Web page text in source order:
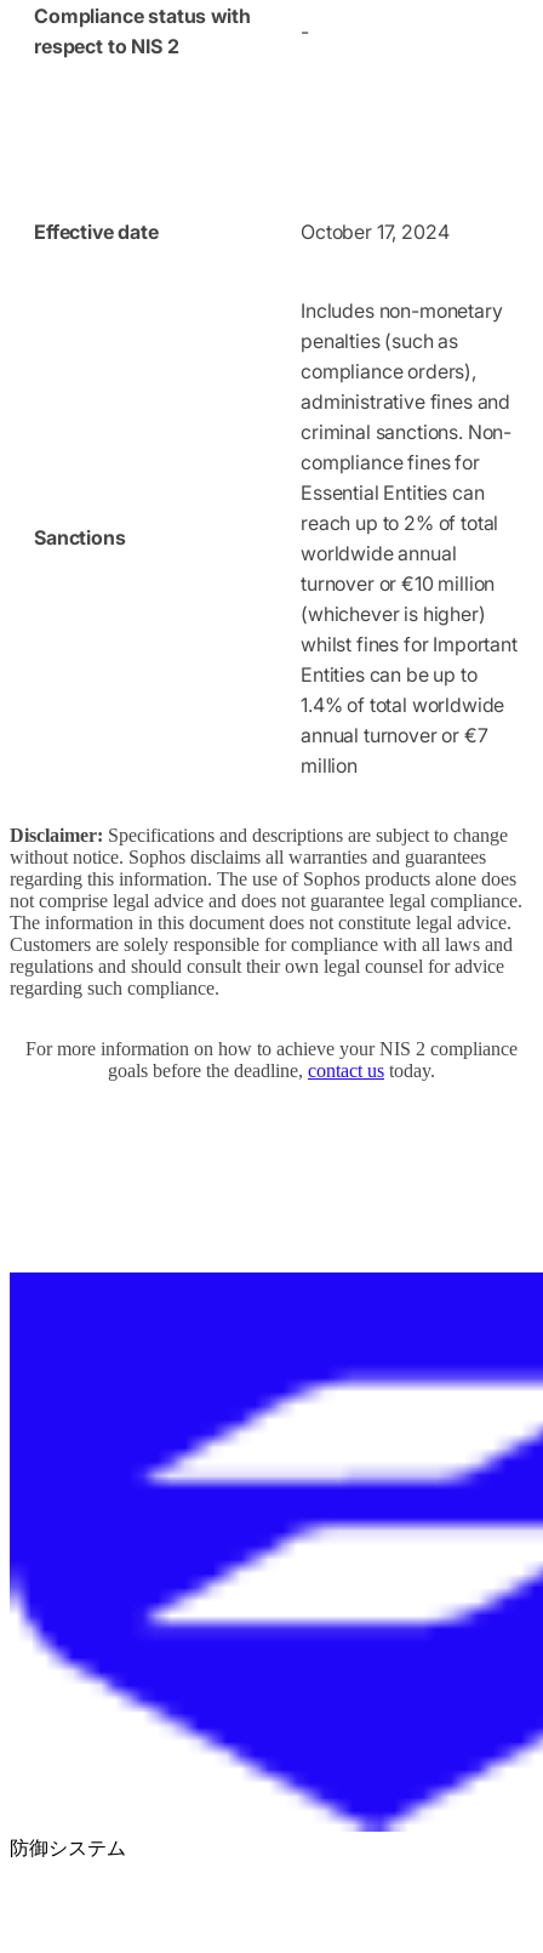
Compliance status with
respect to NIS 2
-
Effective date October 17, 2024
Sanctions
Includes non-monetary
penalties (such as
compliance orders),
administrative fines and
criminal sanctions. Non-
compliance fines for
Essential Entities can
reach up to 2% of total
worldwide annual
turnover or €10 million
(whichever is higher)
whilst fines for Important
Entities can be up to
1.4% of total worldwide
annual turnover or €7
million
Disclaimer: Specifications and descriptions are subject to change
without notice. Sophos disclaims all warranties and guarantees
regarding this information. The use of Sophos products alone does
not comprise legal advice and does not guarantee legal compliance.
The information in this document does not constitute legal advice.
Customers are solely responsible for compliance with all laws and
regulations and should consult their own legal counsel for advice
regarding such compliance.
For more information on how to achieve your NIS 2 compliance
goals before the deadline, contact us today.
防御システム